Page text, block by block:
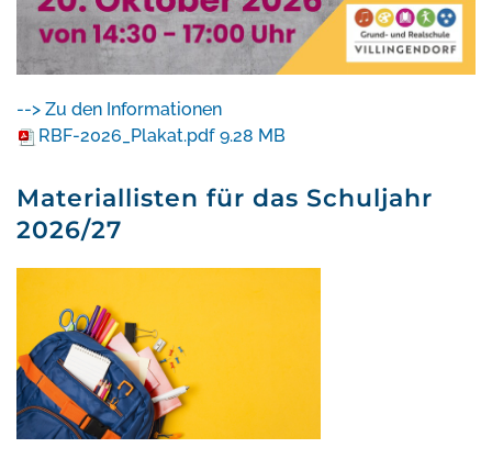
--> Zu den Informationen
RBF-2026_Plakat.pdf 9.28 MB
Materiallisten für das Schuljahr
2026/27